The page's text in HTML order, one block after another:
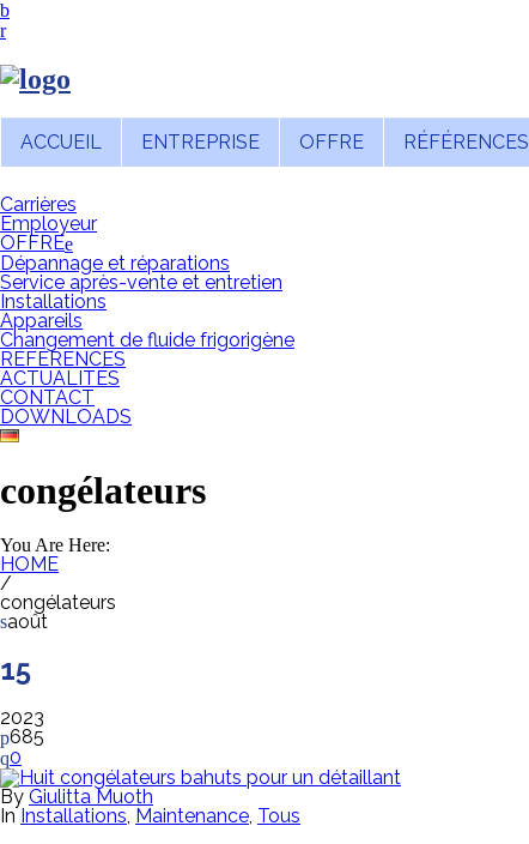
ACCUEIL ENTREPRISE OFFRE RÉFÉRENCES
Carrières
Employeur
OFFRE
Dépannage et réparations
Service après-vente et entretien
Installations
Appareils
Changement de fluide frigorigène
RÉFÉRENCES
ACTUALITÉS
CONTACT
DOWNLOADS
congélateurs
You Are Here:
HOME
/
congélateurs
août
15
2023
685
0
By Giulitta Muoth
InInstallations, Maintenance, Tous